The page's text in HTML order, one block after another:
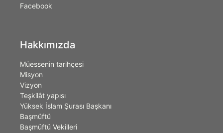
Facebook
Hakkımızda
Müessenin tarihçesi
Misyon
Vizyon
Teşkilât yapısı
Yüksek İslam Şurası Başkanı
Başmüftü
Başmüftü Vekilleri